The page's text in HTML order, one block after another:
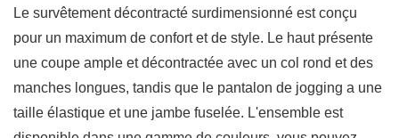
Le survêtement décontracté surdimensionné est conçu
pour un maximum de confort et de style. Le haut présente
une coupe ample et décontractée avec un col rond et des
manches longues, tandis que le pantalon de jogging a une
taille élastique et une jambe fuselée. L'ensemble est